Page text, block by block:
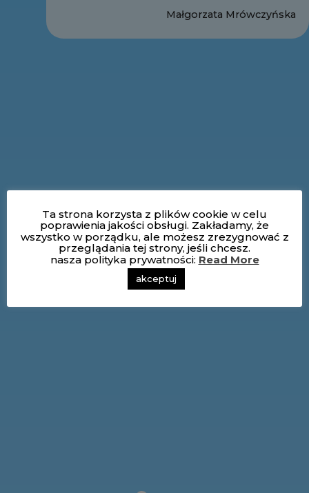
Małgorzata Mrówczyńska
Ta strona korzysta z plików cookie w celu
poprawienia jakości obsługi. Zakładamy, że
wszystko w porządku, ale możesz zrezygnować z
przeglądania tej strony, jeśli chcesz.
nasza polityka prywatności: Read More
akceptuj